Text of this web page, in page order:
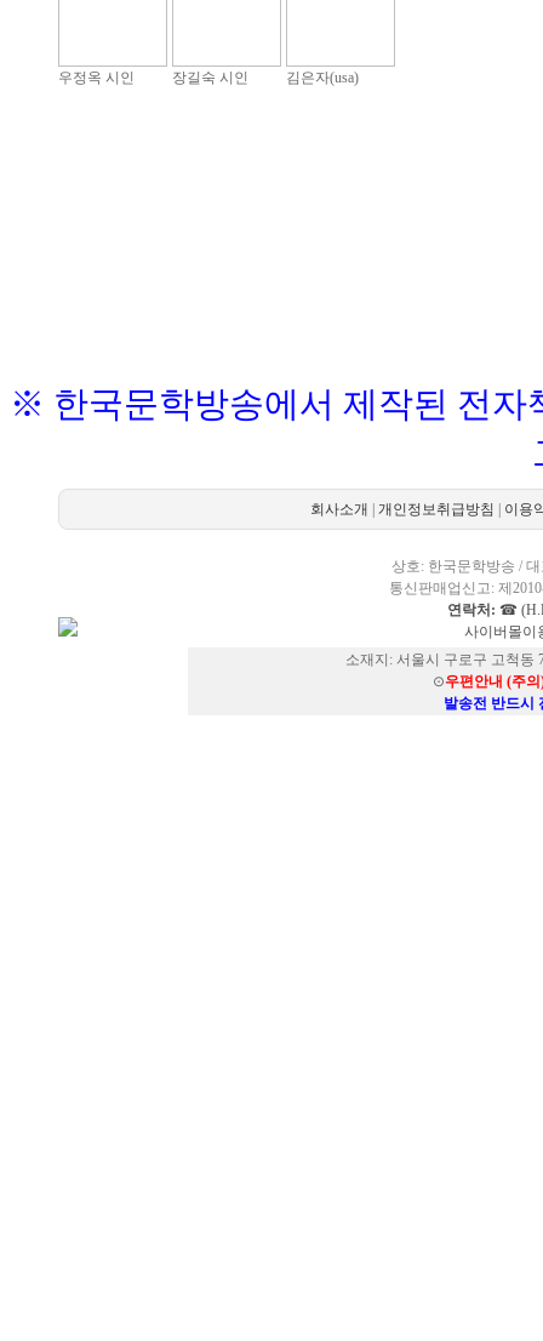
우정옥 시인 장길숙 시인 김은자(usa)
※ 한국문학방송에서 제작된 전자
회사소개 개인정보취급방침 이용
상호: 한국문학방송 /
통신판매업신고: 제
연락처: ☎
사이버몰이
소재지: 서울시 구로구 고척동
⊙우편안내 (주
발송전 반드시